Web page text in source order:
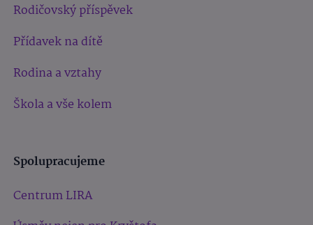
Rodičovský příspěvek
Přídavek na dítě
Rodina a vztahy
Škola a vše kolem
Spolupracujeme
Centrum LIRA